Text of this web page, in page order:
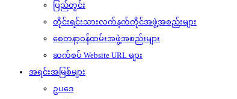
ပြည်တွင်း
တိုင်းရင်းသားလက်နက်ကိုင်အဖွဲ့အစည်းများ
စေတနာ့ဝန်ထမ်းအဖွဲ့အစည်းများ
ဆက်စပ် Website URL များ
အရင်းအမြစ်များ
ဥပဒေ